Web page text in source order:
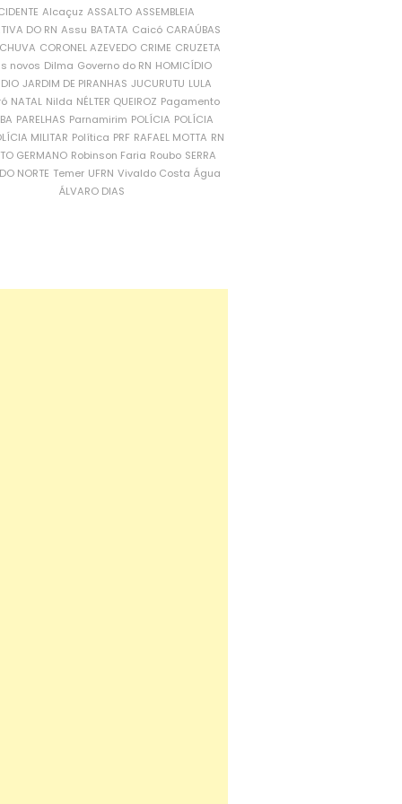
Alcaçuz ASSALTO ASSEMBLEIA
DO RN Assu BATATA Caicó CARAÚBAS
CORONEL AZEVEDO CRIME CRUZETA
novos Dilma Governo do RN HOMICÍDIO
JARDIM DE PIRANHAS JUCURUTU LULA
NATAL Nilda NÉLTER QUEIROZ Pagamento
PARELHAS Parnamirim POLÍCIA POLÍCIA
MILITAR Política PRF RAFAEL MOTTA RN
GERMANO Robinson Faria Roubo SERRA
NORTE Temer UFRN Vivaldo Costa Água
ÁLVARO DIAS